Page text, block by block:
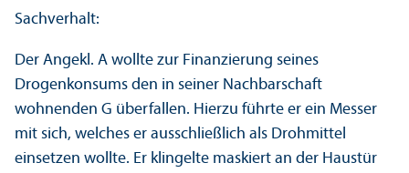
Sachverhalt:
Der Angekl. A wollte zur Finanzierung seines
Drogenkonsums den in seiner Nachbarschaft
wohnenden G überfallen. Hierzu führte er ein Messer
mit sich, welches er ausschließlich als Drohmittel
einsetzen wollte. Er klingelte maskiert an der Haustür